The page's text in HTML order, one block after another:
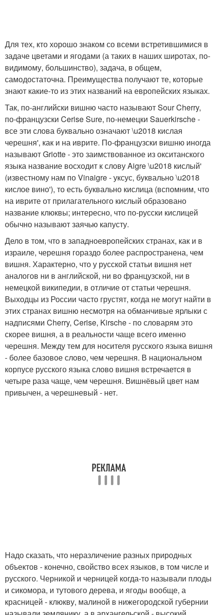
Для тех, кто хорошо знаком со всеми встретившимися в
задаче цветами и ягодами (а таких в наших широтах, по-
видимому, большинство), задача, в общем,
самодостаточна. Преимущества получают те, которые
знают какие-то из этих названий на европейских языках.
Так, по-английски вишню часто называют Sour Cherry,
по-французски Cerise Sure, по-немецки Sauerkirsche -
все эти слова буквально означают \u2018 кислая
черешня', как и на иврите. По-французски вишню иногда
называют Griotte - это заимствованное из окситанского
языка название восходит к слову Aigre \u2018 кислый'
(известному нам по Vinaigre - уксус, буквально \u2018
кислое вино'), то есть буквально кислица (вспомним, что
на иврите от прилагательного кислый образовано
название клюквы; интересно, что по-русски кислицей
обычно называют заячью капусту.
Дело в том, что в западноевропейских странах, как и в
израиле, черешня гораздо более распространена, чем
вишня. Характерно, что у русской статьи вишня нет
аналогов ни в английской, ни во французской, ни в
немецкой википедии, в отличие от статьи черешня.
Выходцы из России часто грустят, когда не могут найти в
этих странах вишню несмотря на обманчивые ярлыки с
надписями Cherry, Cerise, Kirsche - по словарям это
скорее вишня, а в реальности чаще всего именно
черешня. Между тем для носителя русского языка вишня
- более базовое слово, чем черешня. В национальном
корпусе русского языка слово вишня встречается в
четыре раза чаще, чем черешня. Вишнёвый цвет нам
привычен, а черешневый - нет.
Надо сказать, что неразличение разных природных
объектов - конечно, свойство всех языков, в том числе и
русского. Черникой и черницей когда-то называли плоды
и сикомора, и тутового дерева, и ягоды вообще, а
красницей - клюкву, малиной в нижегородской губернии